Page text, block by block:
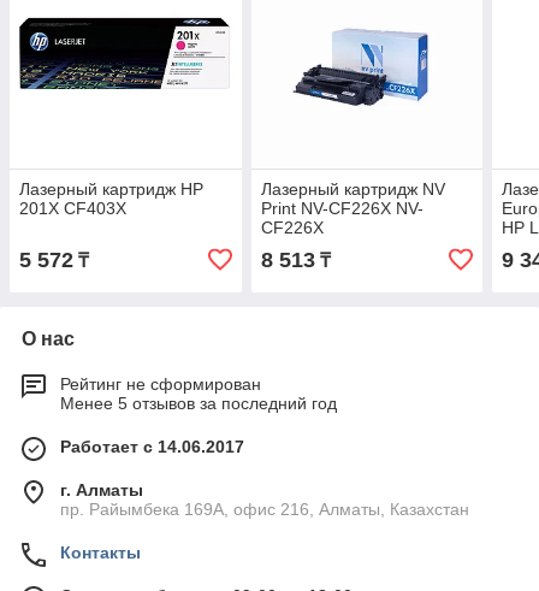
Лазерный картридж HP
201X CF403X
5 572 ₸
Лазерный картридж NV
Print NV-CF226X NV-
CF226X
8 513₸
HP
9
О нас
Рейтинг не сформирован
Менее 5 отзывов за последний год
Работает с 14.06.2017
г. Алматы
пр. Райымбека 169А, офис 216, Алматы, Казахстан
Контакты